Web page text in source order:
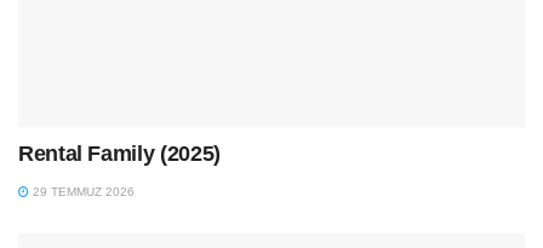
Rental Family (2025)
29 TEMMUZ 2026